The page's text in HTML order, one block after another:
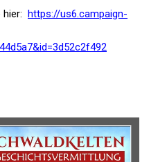
https://us6.campaign-